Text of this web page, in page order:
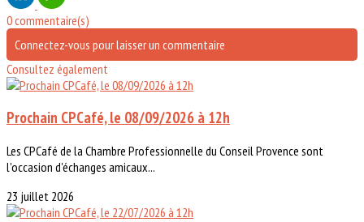
0 commentaire(s)
Connectez-vous pour laisser un commentaire
Consultez également
Prochain CPCafé, le 08/09/2026 à 12h
Les CPCafé de la Chambre Professionnelle du Conseil Provence sont
l'occasion d'échanges amicaux...
23 juillet 2026